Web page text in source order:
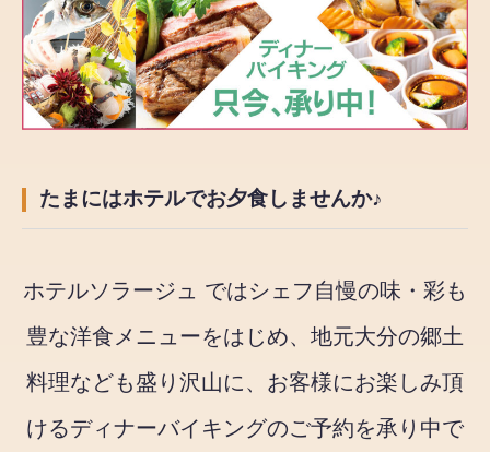
たまにはホテルでお夕食しませんか♪
ホテルソラージュ ではシェフ自慢の味・彩も
豊な洋食メニューをはじめ、地元大分の郷土
料理なども盛り沢山に、お客様にお楽しみ頂
けるディナーバイキングのご予約を承り中で